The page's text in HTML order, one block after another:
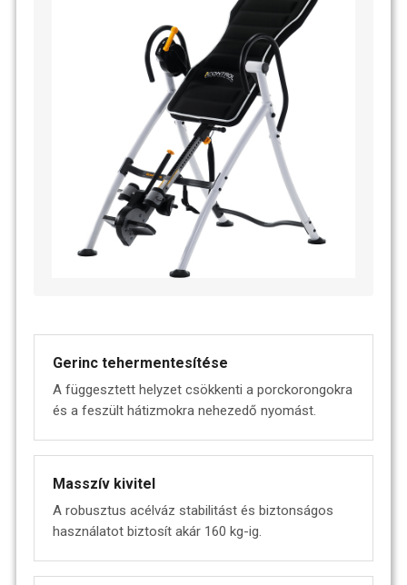
Gerinc tehermentesítése
A függesztett helyzet csökkenti a porckorongokra
és a feszült hátizmokra nehezedő nyomást.
Masszív kivitel
A robusztus acélváz stabilitást és biztonságos
használatot biztosít akár 160 kg-ig.